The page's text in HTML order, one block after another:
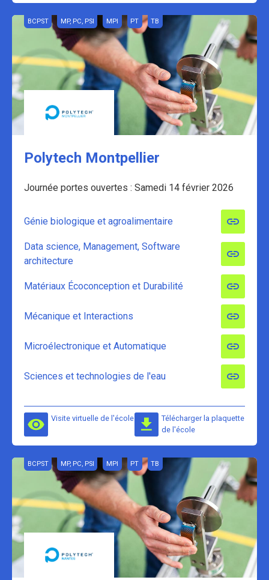
BCPST MP, PC, PSI MPI PT TB
Polytech Montpellier
Journée portes ouvertes : Samedi 14 février 2026
Génie biologique et agroalimentaire
Data science, Management, Software
architecture
Matériaux Écoconception et Durabilité
Mécanique et Interactions
Microélectronique et Automatique
Sciences et technologies de l'eau
Visite virtuelle de l'école
Télécharger la plaquette
de l'école
BCPST MP, PC, PSI MPI PT TB